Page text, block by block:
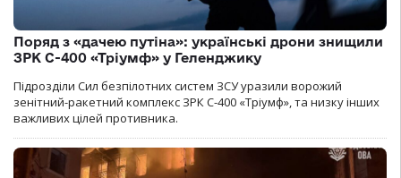
Поряд з «дачею путіна»: українські дрони знищили
ЗРК С-400 «Тріумф» у Геленджику
Підрозділи Сил безпілотних систем ЗСУ уразили ворожий
зенітний-ракетний комплекс ЗРК С-400 «Тріумф», та низку інших
важливих цілей противника.